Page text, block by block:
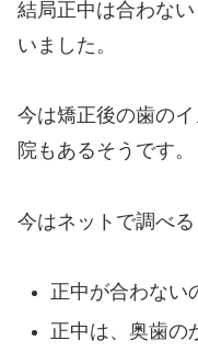
結局正中は合わな
いました。
今は矯正後の歯の
院もあるそうです。
今はネットで調べる
正中が合わない
正中は、奥歯の